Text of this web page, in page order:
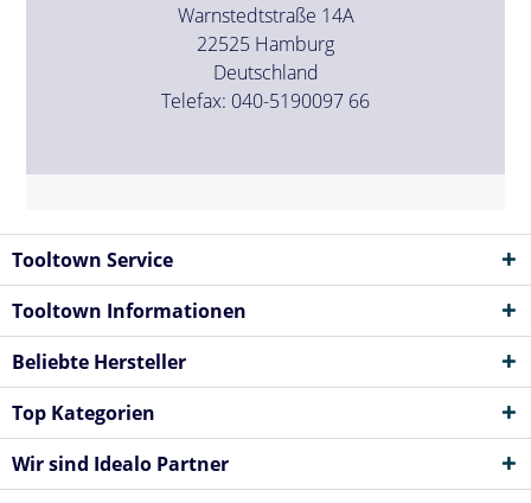
Warnstedtstraße 14A
22525 Hamburg
Deutschland
Telefax: 040-5190097 66
Tooltown Service
Tooltown Informationen
Beliebte Hersteller
Top Kategorien
Wir sind Idealo Partner